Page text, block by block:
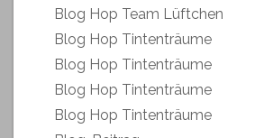
Blog Hop Team Lüftchen
Blog Hop Tintenträume
Blog Hop Tintenträume
Blog Hop Tintenträume
Blog Hop Tintenträume